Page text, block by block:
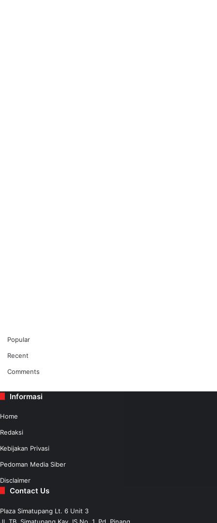
Popular
Recent
Comments
Informasi
Home
Redaksi
Kebijakan Privasi
Pedoman Media Siber
Disclaimer
Contact Us
Plaza Simatupang Lt. 6 Unit 3